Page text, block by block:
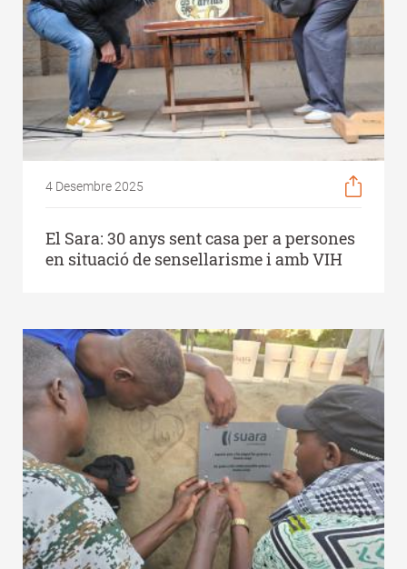
4 Desembre 2025
El Sara: 30 anys sent casa per a persones
en situació de sensellarisme i amb VIH